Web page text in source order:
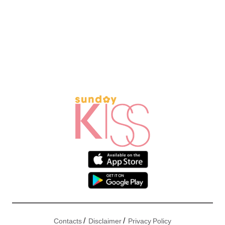
Contacts/ Disclaimer/ Privacy Policy